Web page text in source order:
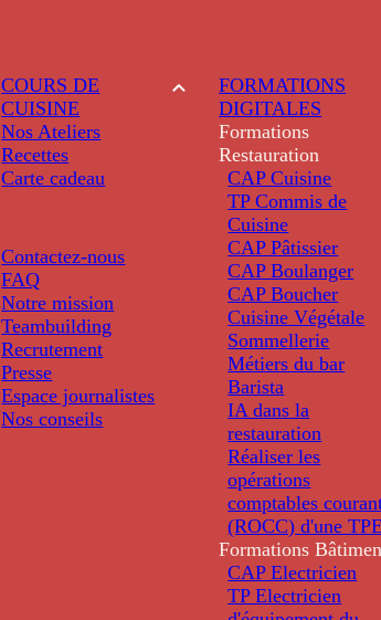
COURS DE
CUISINE
Nos Ateliers
Recettes
Carte cadeau
Contactez-nous
FAQ
Notre mission
Teambuilding
Recrutement
Presse
Espace journalistes
Nos conseils
FORMATIONS
DIGITALES
Formations
Restauration
CAP Cuisine
TP Commis de
Cuisine
CAP Pâtissier
CAP Boulanger
CAP Boucher
Cuisine Végétale
Sommellerie
Métiers du bar
Barista
IA dans la
restauration
Réaliser les
opérations
comptables
(ROCC) d'une TPE
Formations
CAP Electricien
TP Electricien